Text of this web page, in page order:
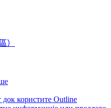
）
док користите Outline